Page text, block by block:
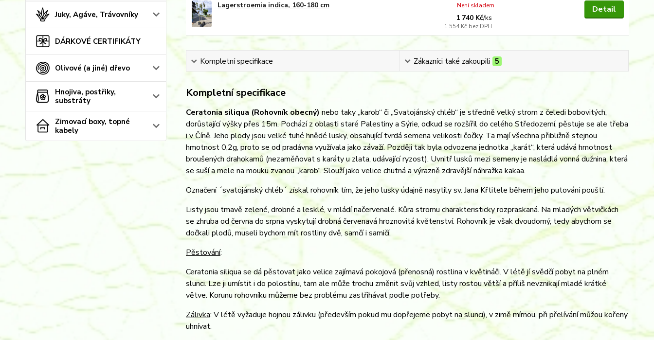
Juky, Agáve, Trávovníky
DÁRKOVÉ CERTIFIKÁTY
Olivové (a jiné) dřevo
Hnojiva, postřiky,
substráty
Zimovací boxy, topné
kabely
Lagerstroemia indica, 160-180 cm
1 740 Kč/ks
1 554 Kč bez DPH
Není skladem Detail
Kompletní specifikace Zákazníci také zakoupili 5
Kompletní specifikace
Ceratonia siliqua (Rohovník obecný) nebo taky „karob“ či „Svatojánský chléb“ je středně velký strom z čeledi bobovitých,
dorůstající výšky přes 15m. Pochází z oblasti staré Palestiny a Sýrie, odkud se rozšířil do celého Středozemí, pěstuje se ale třeba
i v Číně. Jeho plody jsou velké tuhé hnědé lusky, obsahující tvrdá semena velikosti čočky. Ta mají všechna přibližně stejnou
hmotnost 0,2g, proto se od pradávna využívala jako závaží. Později tak byla odvozena jednotka „karát“, která udává hmotnost
broušených drahokamů (nezaměňovat s karáty u zlata, udávající ryzost). Uvnitř lusků mezi semeny je nasládlá vonná dužnina, která
se suší a mele na mouku zvanou „karob“. Slouží jako velice chutná a výrazně zdravější náhražka kakaa.
Označení ´svatojánský chléb´ získal rohovník tím, že jeho lusky údajně nasytily sv. Jana Křtitele během jeho putování pouští.
Listy jsou tmavě zelené, drobné a lesklé, v mládí načervenalé. Kůra stromu charakteristicky rozpraskaná. Na mladých větvičkách
se zhruba od června do srpna vyskytují drobná červenavá hroznovitá květenství. Rohovník je však dvoudomý, tedy abychom se
dočkali plodů, museli bychom mít rostliny dvě, samčí i samičí.
Pěstování:
Ceratonia siliqua se dá pěstovat jako velice zajímavá pokojová (přenosná) rostlina v květináči. V létě jí svědčí pobyt na plném
slunci. Lze ji umístit i do polostínu, tam ale může trochu změnit svůj vzhled, listy rostou větší a příliš nevznikají mladé krátké
větve. Korunu rohovníku můžeme bez problému zastřihávat podle potřeby.
Zálivka: V létě vyžaduje hojnou zálivku (především pokud mu dopřejeme pobyt na slunci), v zimě mírnou, při přelívání můžou kořeny
uhnívat.